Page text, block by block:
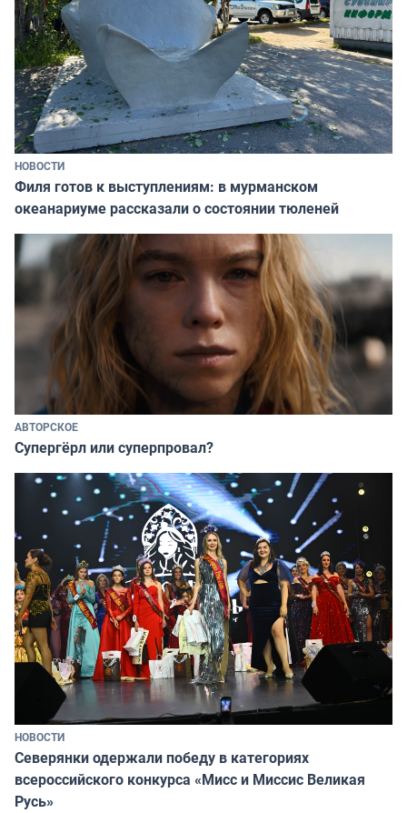
НОВОСТИ
Филя готов к выступлениям: в мурманском
океанариуме рассказали о состоянии тюленей
АВТОРСКОЕ
Супергёрл или суперпровал?
НОВОСТИ
Северянки одержали победу в категориях
всероссийского конкурса «Мисс и Миссис Великая
Русь»